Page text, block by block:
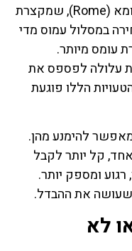
טעות נוספת היא יציאה מאוחרת מרומא (Rome), שמקצרת
במסלול עמוס מדי
עומס מיותר.
עלולה לפספס את
הללו פוגעת
להימנע מהן.
קל יותר לקבל
רגוע ומספק יותר.
שעושה את ההבדל.
לא